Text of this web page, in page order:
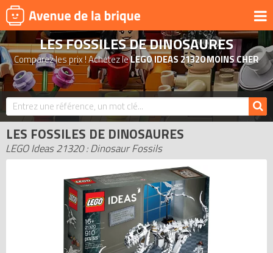
UNIVERS
PRODUITS DÉRIVÉS
NOUVEAUTÉS
LEGO 2026
BONS PLANS
ACTUALITÉS
ASSOCIATIONS DE FANS
EXPOSITIONS LEGO
LEGO LES PLUS CHERS
DERNIERS LEGO AJOUTÉS
LES FOSSILES DE DINOSAURES
Comparez les prix ! Achetez leLEGO IDEAS 21320 MOINS CHER
LES FOSSILES DE DINOSAURES
LEGO Ideas 21320 : Dinosaur Fossils